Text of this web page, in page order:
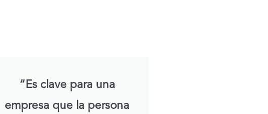
“Es clave para una
empresa que la persona